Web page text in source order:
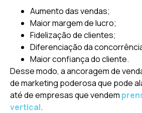
Aumento das vendas;
Maior margem de lucro;
Fidelização de clientes;
Diferenciação da
Maior confiança do cliente.
Desse modo, a ancoragem de
de marketing poderosa que pode
até de empresas que vendem
vertical.